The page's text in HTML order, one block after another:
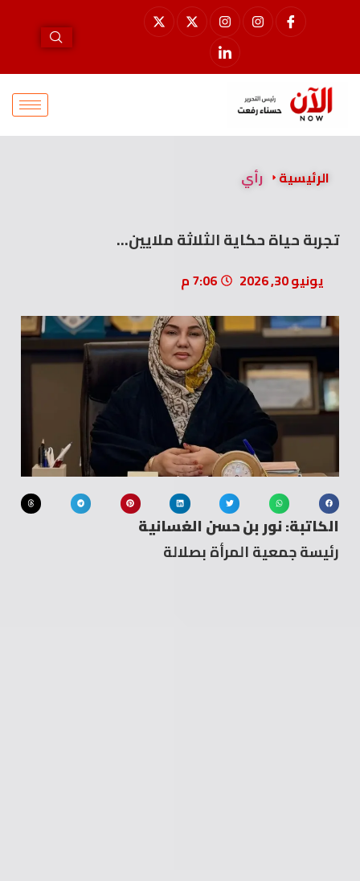
الرئيسية رأي
تجربة حياة حكاية الثلاثة ملايين…
يونيو 30, 2026 7:06 م
الكاتبة: نور بن حسن الغسانية
رئيسة جمعية المرأة بصلالة